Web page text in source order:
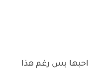
بس رغم هذا